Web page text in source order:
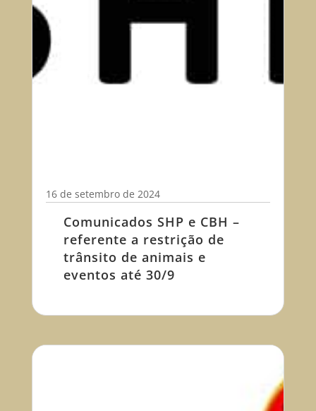
Comunicados SHP e CBH –
referente a restrição de
trânsito de animais e
eventos até 30/9
16 de setembro de 2024